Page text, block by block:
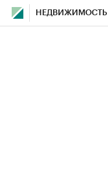
НЕДВИЖИМОСТЬ